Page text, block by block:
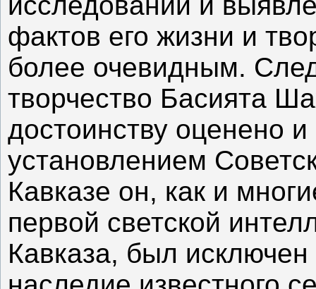
фактов его жизни и
более очевидным.
творчество Басията
достоинству оценено
установлением
Кавказе он, как и
первой светской
Кавказа, был